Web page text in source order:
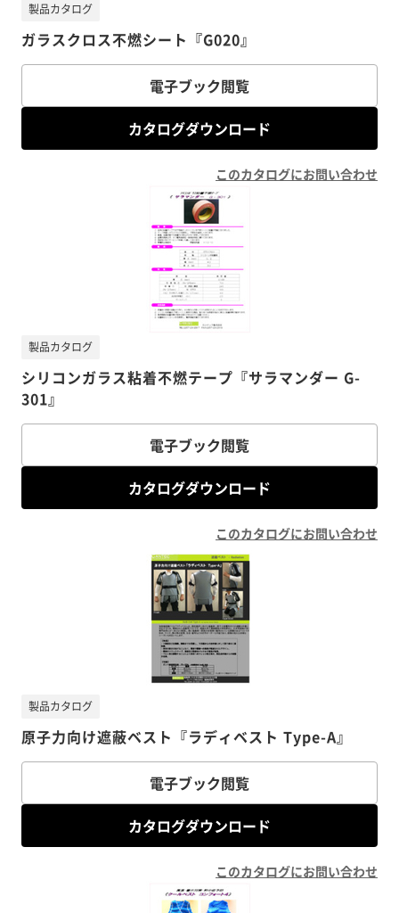
ガラスクロス不燃シート『G020』
製品カタログ
電子ブック閲覧
カタログダウンロード
このカタログにお問い合わせ
シリコンガラス粘着不燃テープ『サラマンダー G-
301』
製品カタログ
電子ブック閲覧
カタログダウンロード
このカタログにお問い合わせ
原子力向け遮蔽ベスト『ラディベスト Type-A』
製品カタログ
電子ブック閲覧
カタログダウンロード
このカタログにお問い合わせ